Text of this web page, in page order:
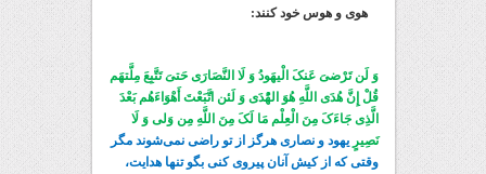
هوی و هوس خود کنند:
وَ لَن تَرْضیَ عَنکَ الْیهَودُ وَ لَا النَّصَارَی حَتیَ تَتَّبِعَ مِلَّتهَم
قُلْ إِنَّ هُدَی اللَّهِ هُوَ الهُْدَی وَ لَئن اتَّبَعْتَ أَهْوَاءَهُم بَعْدَ
الَّذِی جَاءَکَ مِنَ الْعِلْم مَا لَکَ مِنَ اللَّهِ مِن وَلی وَ لَا
نَصِیرٍیهود و نصاری هرگز از تو راضی نمی‌شوند مگر
وقتی که از کیش آنان پیروی کنی بگو تنها هدایت،